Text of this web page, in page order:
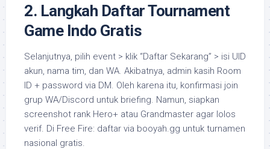
2. Langkah Daftar Tournament
Game Indo Gratis
Selanjutnya, pilih event > klik “Daftar Sekarang” > isi UID
akun, nama tim, dan WA. Akibatnya, admin kasih Room
ID + password via DM. Oleh karena itu, konfirmasi join
grup WA/Discord untuk briefing. Namun, siapkan
screenshot rank Hero+ atau Grandmaster agar lolos
verif. Di Free Fire: daftar via booyah.gg untuk turnamen
nasional gratis.